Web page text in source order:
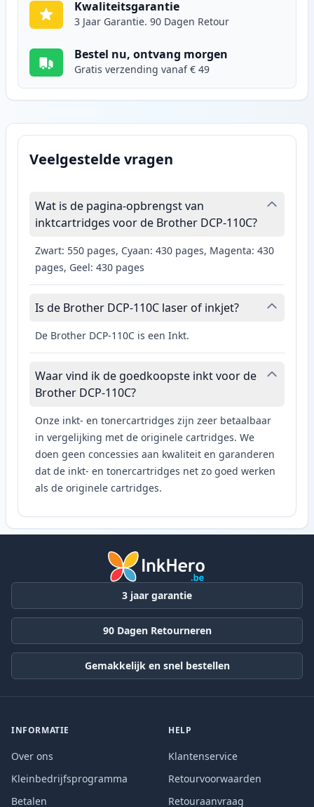
Kwaliteitsgarantie
3 Jaar Garantie. 90 Dagen Retour
Bestel nu, ontvang morgen
Gratis verzending vanaf € 49
Veelgestelde vragen
Wat is de pagina-opbrengst van
inktcartridges voor de Brother DCP-110C?
Zwart: 550 pages, Cyaan: 430 pages, Magenta: 430
pages, Geel: 430 pages
Is de Brother DCP-110C laser of inkjet?
De Brother DCP-110C is een Inkt.
Waar vind ik de goedkoopste inkt voor de
Brother DCP-110C?
Onze inkt- en tonercartridges zijn zeer betaalbaar
in vergelijking met de originele cartridges. We
doen geen concessies aan kwaliteit en garanderen
dat de inkt- en tonercartridges net zo goed werken
als de originele cartridges.
3 jaar garantie
90 Dagen Retourneren
Gemakkelijk en snel bestellen
INFORMATIE
Over ons
Kleinbedrijfsprogramma
Betalen
HELP
Klantenservice
Retourvoorwaarden
Retouraanvraag